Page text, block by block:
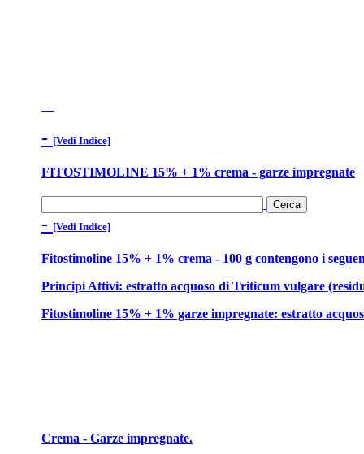
- [Vedi Indice]
FITOSTIMOLINE 15% + 1% crema - garze impregnate
- [Vedi Indice]
Fitostimoline 15% + 1% crema - 100 g contengono i
Principi Attivi: estratto acquoso di Triticum vulgare
Fitostimoline 15% + 1% garze impregnate: estratto
Crema - Garze impregnate.